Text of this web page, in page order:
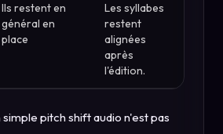
Ils restent en
général en
place
Les syllabes
restent
alignées
après
l'édition.
pitch shift audio n'est pas